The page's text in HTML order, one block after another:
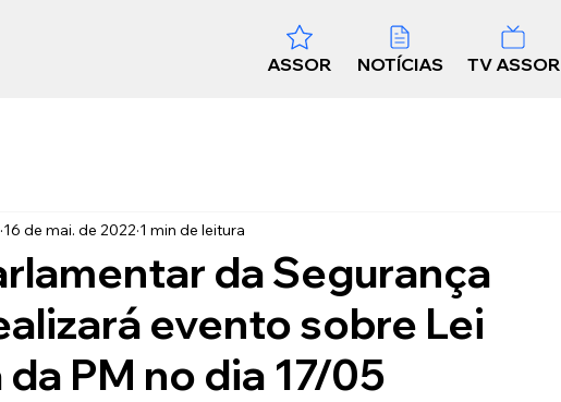
ASSOR NOTÍCIAS TV ASSOR
da Segurança
evento sobre Lei
PM no dia 17/05
16 de mai. de 2022 1 min de leitura